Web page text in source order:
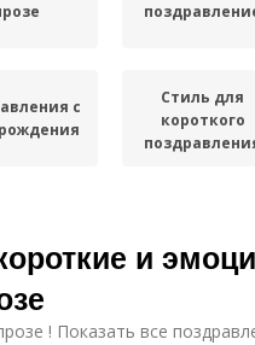
с
Стиль для
короткого
и
! Показать все